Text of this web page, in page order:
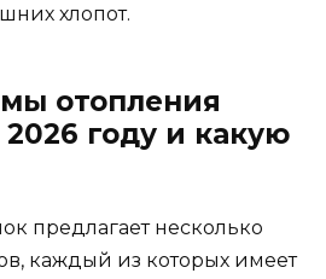
хлопот.
отопления
году и какую
предлагает несколько
каждый из которых имеет